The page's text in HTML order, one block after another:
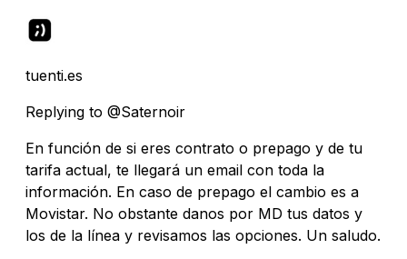
tuenti.es
Replying to @Saternoir
En función de si eres contrato o prepago y de tu
tarifa actual, te llegará un email con toda la
información. En caso de prepago el cambio es a
Movistar. No obstante danos por MD tus datos y
los de la línea y revisamos las opciones. Un saludo.